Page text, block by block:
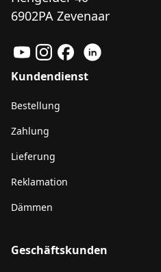
6902PA Zevenaar
Kundendienst
Bestellung
Zahlung
Lieferung
Reklamation
Dämmen
Geschäftskunden